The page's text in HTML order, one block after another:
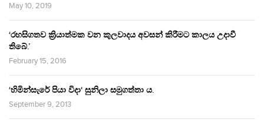
May 10, 2019
‘රහසිගතව ක්‍රියාත්මක වන කුලවාදය අවසන් කිරීමට කාලය උදාවී
තිබේ.’
February 15, 2016
‘හිමින්සැරේ පියා විදා‘ සුනිලා සමුගත්තා ය.
September 9, 2013